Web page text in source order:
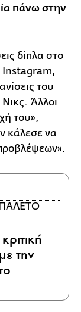
πάνω στην
δίπλα στο
Instagram,
του
Άλλοι
του»,
κάλεσε να
την